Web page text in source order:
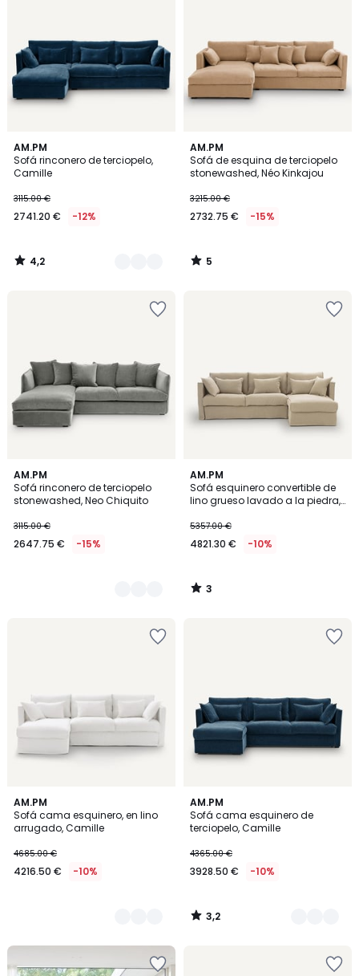
AM.PM
Sofá rinconero de terciopelo,
Camille
3115.00 €
2741.20 € -12%
4,2
/ 5
3
Colores
4,2
/
AM.PM
Sofá de esquina de terciopelo
stonewashed, Néo Kinkajou
3215.00 €
2732.75 € -15%
5
/
5
5
/
AM.PM
Sofá rinconero de terciopelo
stonewashed, Neo Chiquito
3115.00 €
2647.75 € -15%
2
Colores
AM.PM
Sofá esquinero convertible de
lino grueso lavado a la piedra,
5357.00 €
4821.30 € -10%
3
/
5
3
/
AM.PM
Sofá cama esquinero, en lino
arrugado, Camille
4685.00 €
4216.50 € -10%
2
Colores
AM.PM
Sofá cama esquinero de
terciopelo, Camille
4365.00 €
3928.50 € -10%
3,2
/ 5
3
Colores
3,2
/